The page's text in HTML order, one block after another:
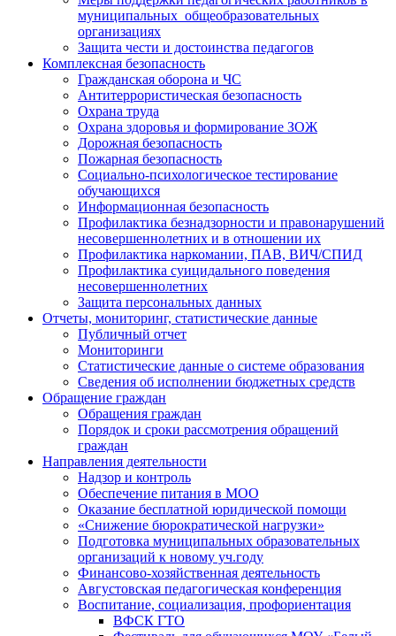
муниципальных общеобразовательных
организациях
Защита чести и достоинства педагогов
Комплексная безопасность
Гражданская оборона и ЧС
Антитеррористическая безопасность
Охрана труда
Охрана здоровья и формирование ЗОЖ
Дорожная безопасность
Пожарная безопасность
Социально-психологическое тестирование
обучающихся
Информационная безопасность
Профилактика безнадзорности и правонарушений
несовершеннолетних и в отношении их
Профилактика наркомании, ПАВ, ВИЧ/СПИД
Профилактика суицидального поведения
несовершеннолетних
Защита персональных данных
Отчеты, мониторинг, статистические данные
Публичный отчет
Мониторинги
Статистические данные о системе образования
Сведения об исполнении бюджетных средств
Обращение граждан
Обращения граждан
Порядок и сроки рассмотрения обращений
граждан
Направления деятельности
Надзор и контроль
Обеспечение питания в МОО
Оказание бесплатной юридической помощи
«Снижение бюрократической нагрузки»
Подготовка муниципальных образовательных
организаций к новому уч.году
Финансово-хозяйственная деятельность
Августовская педагогическая конференция
Воспитание, социализация, профориентация
ВФСК ГТО